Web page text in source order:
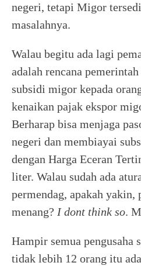
negeri, tetapi Migor
masalahnya.
Walau begitu ada lagi
adalah rencana
subsidi migor kepada
kenaikan pajak ekspor
Berharap bisa menjaga
negeri dan membiayai
dengan Harga Eceran
liter. Walau sudah ada
permendag, apakah yakin,
menang? I dont think so.
Hampir semua pengusaha
tidak lebih 12 orang itu